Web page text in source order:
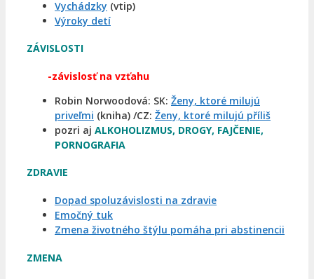
Vychádzky (vtip)
Výroky detí
ZÁVISLOSTI
-závislosť na vzťahu
Robin Norwoodová: SK: Ženy, ktoré milujú
priveľmi (kniha) /CZ: Ženy, ktoré milujú příliš
pozri aj ALKOHOLIZMUS, DROGY, FAJČENIE,
PORNOGRAFIA
ZDRAVIE
Dopad spoluzávislosti na zdravie
Emočný tuk
Zmena životného štýlu pomáha pri abstinencii
ZMENA